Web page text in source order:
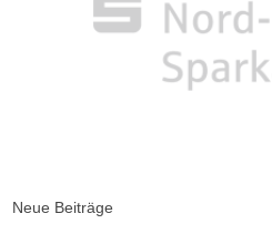
Neue Beiträge